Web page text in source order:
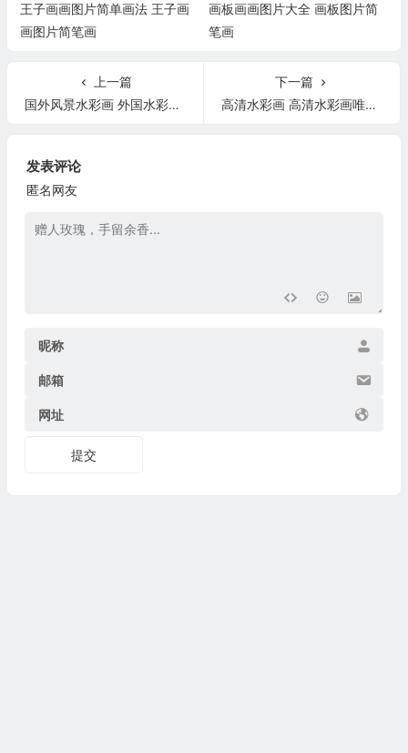
王子画画图片简单画法 王子画
画图片简笔画
画板画画图片大全 画板图片简
笔画
上一篇
国外风景水彩画 外国水彩风景临摹范本
下一篇
高清水彩画 高清水彩画唯美风景图片
发表评论
匿名网友
昵称
邮箱
网址
提交